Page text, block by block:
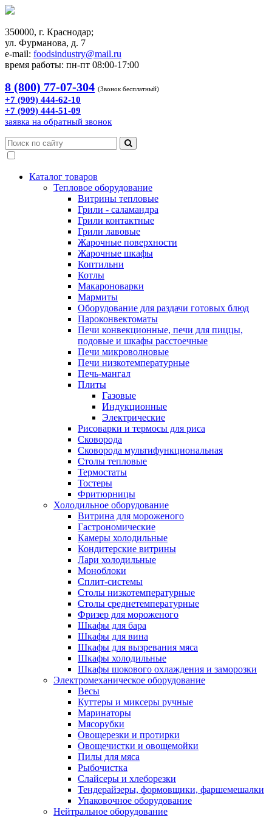
350000, г. Краснодар;
ул. Фурманова, д. 7
e-mail: foodsindustry@mail.ru
время работы: пн-пт 08:00-17:00
8 (800) 77-07-304 (Звонок бесплатный)
+7 (909) 444-62-10
+7 (909) 444-51-09
заявка на обратный звонок
Каталог товаров
Тепловое оборудование
Витрины тепловые
Грили - саламандра
Грили контактные
Грили лавовые
Жарочные поверхности
Жарочные шкафы
Коптильни
Котлы
Макароноварки
Мармиты
Оборудование для раздачи готовых блюд
Пароконвектоматы
Печи конвекционные, печи для пиццы,
подовые и шкафы расстоечные
Печи микроволновые
Печи низкотемпературные
Печь-мангал
Плиты
Газовые
Индукционные
Электрические
Рисоварки и термосы для риса
Сковорода
Сковорода мультифункциональная
Столы тепловые
Термостаты
Тостеры
Фритюрницы
Холодильное оборудование
Витрина для мороженого
Гастрономические
Камеры холодильные
Кондитерские витрины
Лари холодильные
Моноблоки
Сплит-системы
Столы низкотемпературные
Столы среднетемпературные
Фризер для мороженого
Шкафы для бара
Шкафы для вина
Шкафы для вызревания мяса
Шкафы холодильные
Шкафы шокового охлаждения и заморозки
Электромеханическое оборудование
Весы
Куттеры и миксеры ручные
Маринаторы
Мясорубки
Овощерезки и протирки
Овощечистки и овощемойки
Пилы для мяса
Рыбочистка
Слайсеры и хлеборезки
Тендерайзеры, формовщики, фаршемешалки
Упаковочное оборудование
Нейтральное оборудование